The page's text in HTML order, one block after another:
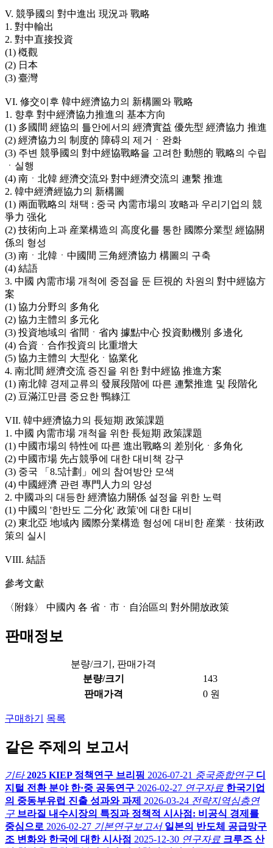
V. 競爭國의 對中進出 現況과 戰略
1. 對中輸出
2. 對中直接投資
(1) 槪觀
(2) 日本
(3) 臺灣
VI. 修交이후 韓中經濟協力의 新構圖와 戰略
1. 향후 對中經濟協力推進의 基本方向
(1) 多國間 經協의 틀안에서의 經濟實益 優先型 經濟協力 推進
(2) 經濟協力의 制度的 障碍의 제거ㆍ완화
(3) 주변 競爭國의 對中經協戰略을 고려한 動態的 戰略의 수립
ㆍ실행
(4) 南ㆍ北韓 經濟交流와 對中經濟交流의 連繫 推進
2. 韓中經濟經協力의 新構圖
(1) 兩面戰略의 채택 : 중국 內需市場의 攻略과 우리기업의 競
爭力 强化
(2) 技術向上과 産業構造의 高度化를 통한 國際分業型 經協關
係의 형성
(3) 南ㆍ北韓ㆍ中國間 三角經濟協力 構圖의 구축
(4) 結語
3. 中國 內需市場 개척에 중점을 둔 巨視的 차원의 對中經協方
案
(1) 協力分野의 多角化
(2) 協力主體의 多元化
(3) 投資地域의 省間ㆍ省內 據點中心 投資動機別 多邊化
(4) 合資ㆍ合作投資의 比重增大
(5) 協力主體의 大型化ㆍ協業化
4. 南北間 經濟交流 증진을 위한 對中經協 推進方案
(1) 南北韓 경제교류의 發展段階에 따른 連繫推進 및 段階化
(2) 豆滿江만큼 중요한 鴨綠江
VII. 韓中經濟協力의 長短期 政策課題
1. 中國 內需市場 개척을 위한 長短期 政策課題
(1) 中國市場의 特性에 따른 進出戰略의 差別化ㆍ多角化
(2) 中國市場 先占競爭에 대한 대비책 강구
(3) 중국 「8.5計劃」에의 참여방안 모색
(4) 中國經濟 관련 專門人力의 양성
2. 中國과의 대등한 經濟協力關係 설정을 위한 노력
(1) 中國의 '한반도 二分化' 政策'에 대한 대비
(2) 東北亞 地域內 國際分業構造 형성에 대비한 産業ㆍ技術政
策의 실시
VIII. 結語
參考文獻
〈附錄〉 中國內 各 省ㆍ市ㆍ自治區의 對外開放政策
판매정보
분량/크기, 판매가격
분량/크기
143
판매가격
0 원
구매하기 목록
같은 주제의 보고서
기타 2025 KIEP 정책연구 브리핑 2026-07-21 중국종합연구 디
지털 전환 분야 한·중 공동연구 2026-02-27 연구자료 한국기업
의 중동부유럽 진출 성과와 과제
2026-03-24 전략지역심층연
구 브라질 내수시장의 특징과 정책적 시사점: 비공식 경제를
중심으로 2026-02-27 기본연구보고서 일본의 반도체 공급망구
조 변화와 한국에 대한 시사점 2025-12-30 연구자료 크루즈 산